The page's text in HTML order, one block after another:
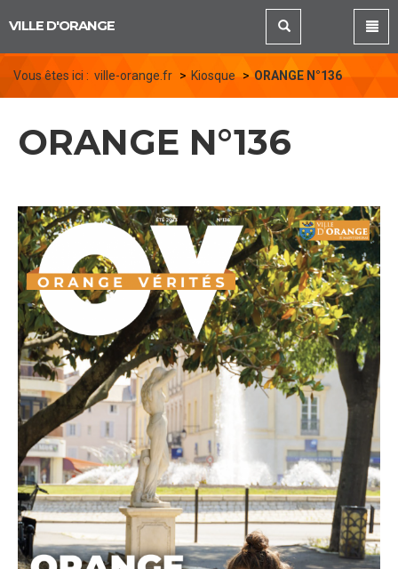
VILLE D'ORANGE
Vous êtes ici : ville-orange.fr Kiosque ORANGE N°136
ORANGE N°136